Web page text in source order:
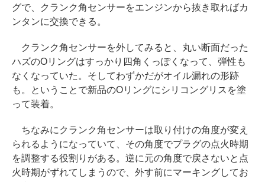
グで、クランク角センサーをエンジンから抜き取ればカ
ンタンに交換できる。
クランク角センサーを外してみると、丸い断面だった
ハズのOリングはすっかり四角くっぽくなって、弾性も
なくなっていた。そしてわずかだがオイル漏れの形跡
も。ということで新品のOリングにシリコングリスを塗
って装着。
ちなみにクランク角センサーは取り付けの角度が変え
られるようになっていて、その角度でプラグの点火時期
を調整する役割りがある。逆に元の角度で戻さないと点
火時期がずれてしまうので、外す前にマーキングしてお